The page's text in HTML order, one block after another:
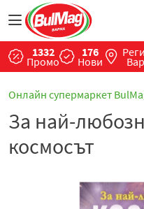
1332
Промо
176
Нови
Онлайн супермаркет
За най-
космосът